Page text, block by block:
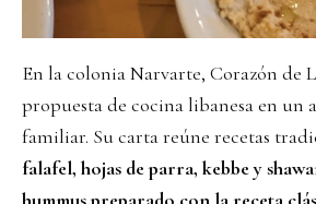
En la colonia Narvarte, Corazón de
propuesta de cocina libanesa en un
familiar. Su carta reúne recetas
falafel, hojas de parra, kebbe y
hummus preparado con la receta